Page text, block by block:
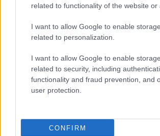
related to functionality of the website or
I want to allow Google to enable storage
related to personalization.
I want to allow Google to enable storage
related to security, including
functionality and fraud prevention, and
user protection.
CONFIRM
comportamenti sul campo è la
greenwashing e crea fiducia
sponsor e organizzatori.
Policy di selezione sponsor con
ambientali e sociali.
Attivazioni utili al pubblico e
riduzione degli impatti.
ex post.
Divieto di gadget superflui e